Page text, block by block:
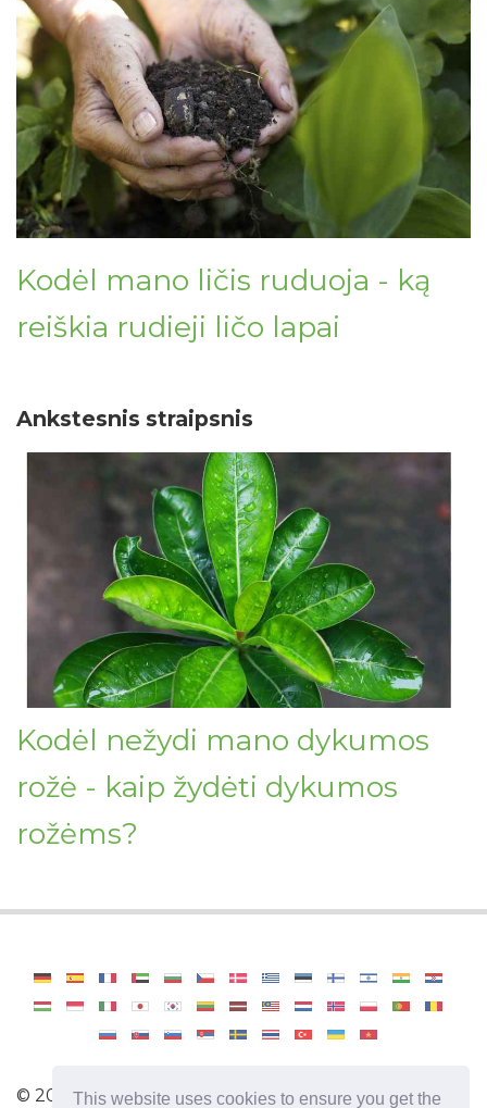
This website uses cookies to ensure you get the
Kodėl mano ličis ruduoja - ką
reiškia rudieji ličo lapai
Ankstesnis straipsnis
Kodėl nežydi mano dykumos
rožė - kaip žydėti dykumos
rožėms?
© 2026Haenselblatt